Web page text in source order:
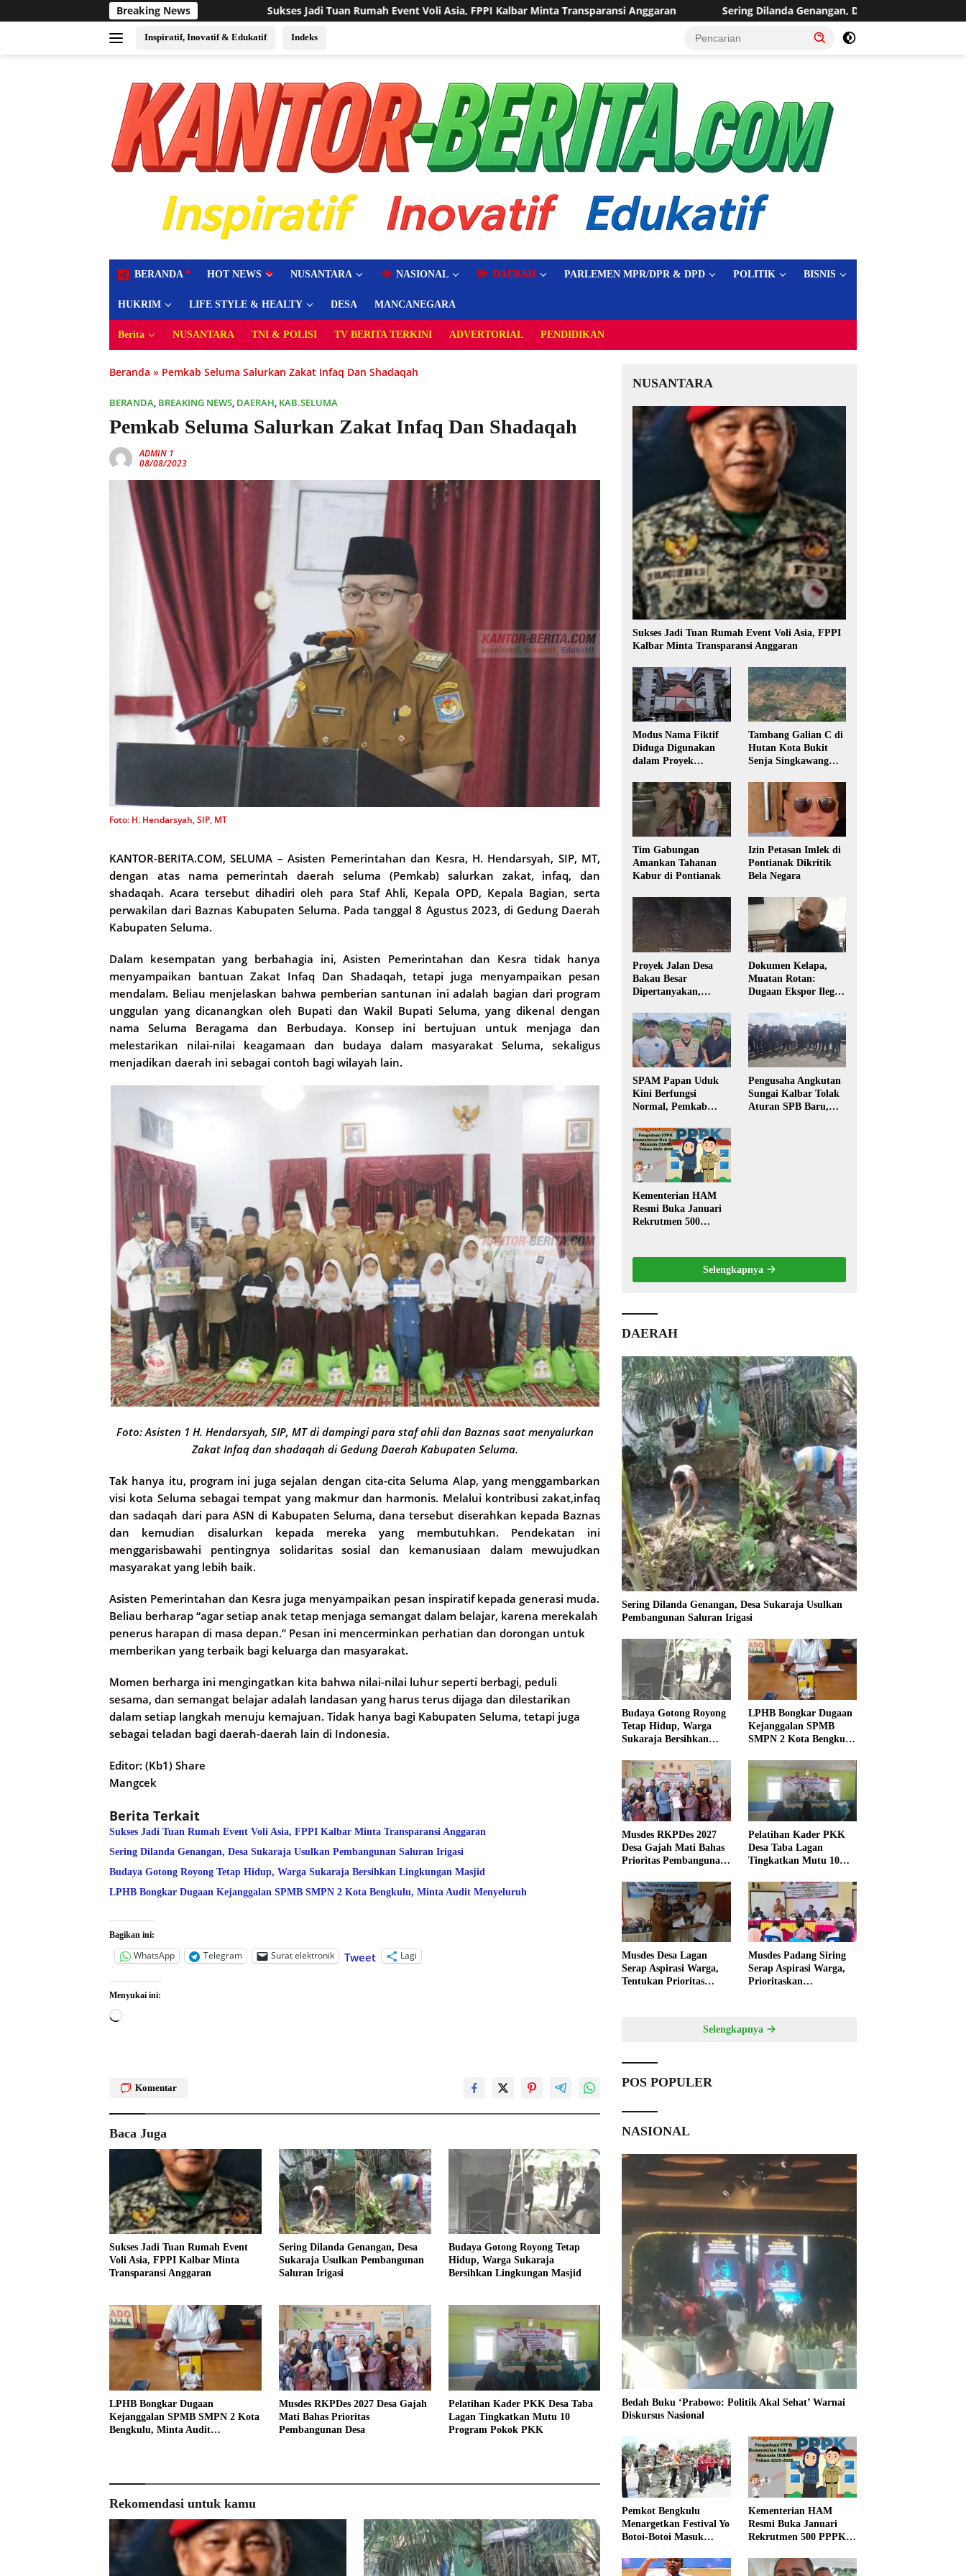
ke
Breaking News
Sukses Jadi Tuan Rumah Event Voli Asia, FPPI Kalbar Minta Transparansi Anggaran Sering Dilanda Genangan, Desa Sukaraja Usulkan Pembangunan Saluran Irigasi
Inspiratif, Inovatif & Edukatif Indeks
BERANDA HOT NEWS NUSANTARA NASIONAL DAERAH PARLEMEN MPR/DPR & DPD POLITIK BISNIS
HUKRIM LIFE STYLE & HEALTY DESA MANCANEGARA
Berita NUSANTARA TNI & POLISI TV BERITA TERKINI ADVERTORIAL PENDIDIKAN
Beranda » Pemkab Seluma Salurkan Zakat Infaq Dan Shadaqah
BERANDA, BREAKING NEWS, DAERAH, KAB.SELUMA
Pemkab Seluma Salurkan Zakat Infaq Dan Shadaqah
ADMIN 1
08/08/2023
Foto: H. Hendarsyah, SIP, MT
KANTOR-BERITA.COM, SELUMA – Asisten Pemerintahan dan Kesra, H. Hendarsyah, SIP, MT,
dengan atas nama pemerintah daerah seluma (Pemkab) salurkan zakat, infaq, dan
shadaqah. Acara tersebut dihadiri oleh para Staf Ahli, Kepala OPD, Kepala Bagian, serta
perwakilan dari Baznas Kabupaten Seluma. Pada tanggal 8 Agustus 2023, di Gedung Daerah
Kabupaten Seluma.
Dalam kesempatan yang berbahagia ini, Asisten Pemerintahan dan Kesra tidak hanya
menyampaikan bantuan Zakat Infaq Dan Shadaqah, tetapi juga menyampaikan pesan
mendalam. Beliau menjelaskan bahwa pemberian santunan ini adalah bagian dari program
unggulan yang dicanangkan oleh Bupati dan Wakil Bupati Seluma, yang dikenal dengan
nama Seluma Beragama dan Berbudaya. Konsep ini bertujuan untuk menjaga dan
melestarikan nilai-nilai keagamaan dan budaya dalam masyarakat Seluma, sekaligus
menjadikan daerah ini sebagai contoh bagi wilayah lain.
Foto: Asisten 1 H. Hendarsyah, SIP, MT di dampingi para staf ahli dan Baznas saat menyalurkan
Zakat Infaq dan shadaqah di Gedung Daerah Kabupaten Seluma.
Tak hanya itu, program ini juga sejalan dengan cita-cita Seluma Alap, yang menggambarkan
visi kota Seluma sebagai tempat yang makmur dan harmonis. Melalui kontribusi zakat,infaq
dan sadaqah dari para ASN di Kabupaten Seluma, dana tersebut diserahkan kepada Baznas
dan kemudian disalurkan kepada mereka yang membutuhkan. Pendekatan ini
menggarisbawahi pentingnya solidaritas sosial dan kemanusiaan dalam mewujudkan
masyarakat yang lebih baik.
Asisten Pemerintahan dan Kesra juga menyampaikan pesan inspiratif kepada generasi muda.
Beliau berharap “agar setiap anak tetap menjaga semangat dalam belajar, karena merekalah
penerus harapan di masa depan.” Pesan ini mencerminkan perhatian dan dorongan untuk
memberikan yang terbaik bagi keluarga dan masyarakat.
Momen berharga ini mengingatkan kita bahwa nilai-nilai luhur seperti berbagi, peduli
sesama, dan semangat belajar adalah landasan yang harus terus dijaga dan dilestarikan
dalam setiap langkah menuju kemajuan. Tidak hanya bagi Kabupaten Seluma, tetapi juga
sebagai teladan bagi daerah-daerah lain di Indonesia.
Editor: (Kb1) Share
Mangcek
Berita Terkait
Sukses Jadi Tuan Rumah Event Voli Asia, FPPI Kalbar Minta Transparansi Anggaran
Sering Dilanda Genangan, Desa Sukaraja Usulkan Pembangunan Saluran Irigasi
Budaya Gotong Royong Tetap Hidup, Warga Sukaraja Bersihkan Lingkungan Masjid
LPHB Bongkar Dugaan Kejanggalan SPMB SMPN 2 Kota Bengkulu, Minta Audit Menyeluruh
Bagikan ini:
WhatsApp Telegram Surat elektronik Tweet Lagi
Menyukai ini:
Memuat...
Komentar
Baca Juga
Sukses Jadi Tuan Rumah Event
Voli Asia, FPPI Kalbar Minta
Transparansi Anggaran
Sering Dilanda Genangan, Desa
Sukaraja Usulkan Pembangunan
Saluran Irigasi
Budaya Gotong Royong Tetap
Hidup, Warga Sukaraja
Bersihkan Lingkungan Masjid
LPHB Bongkar Dugaan
Kejanggalan SPMB SMPN 2 Kota
Bengkulu, Minta Audit
Musdes RKPDes 2027 Desa Gajah
Mati Bahas Prioritas
Pembangunan Desa
Pelatihan Kader PKK Desa Taba
Lagan Tingkatkan Mutu 10
Program Pokok PKK
Rekomendasi untuk kamu
NUSANTARA
Sukses Jadi Tuan Rumah Event Voli Asia, FPPI
Kalbar Minta Transparansi Anggaran
Modus Nama Fiktif
Diduga Digunakan
dalam Proyek
Tambang Galian C di
Hutan Kota Bukit
Senja Singkawang
Tim Gabungan
Amankan Tahanan
Kabur di Pontianak
Izin Petasan Imlek di
Pontianak Dikritik
Bela Negara
Proyek Jalan Desa
Bakau Besar
Dipertanyakan,
dan Transparansi
Pelaksanaan
Pembangunan
Dokumen Kelapa,
Muatan Rotan:
Dugaan Ekspor Ilegal
Publik Kalbar
SPAM Papan Uduk
Kini Berfungsi
Normal, Pemkab
Distribusi Air Bersih
Lancar ke Rumah
Warga
Pengusaha Angkutan
Sungai Kalbar Tolak
Aturan SPB Baru,
Kementerian HAM
Resmi Buka Januari
Rekrutmen 500
Selengkapnya
DAERAH
Sering Dilanda Genangan, Desa Sukaraja Usulkan
Pembangunan Saluran Irigasi
Budaya Gotong Royong
Tetap Hidup, Warga
Sukaraja Bersihkan
LPHB Bongkar Dugaan
Kejanggalan SPMB
SMPN 2 Kota Bengkulu,
Menyeluruh
Musdes RKPDes 2027
Desa Gajah Mati Bahas
Prioritas Pembangunan
Pelatihan Kader PKK
Desa Taba Lagan
Tingkatkan Mutu 10
Musdes Desa Lagan
Serap Aspirasi Warga,
Tentukan Prioritas
Musdes Padang Siring
Serap Aspirasi Warga,
Prioritaskan
Selengkapnya
POS POPULER
NASIONAL
Bedah Buku ‘Prabowo: Politik Akal Sehat’ Warnai
Diskursus Nasional
Pemkot Bengkulu
Menargetkan Festival Yo
Botoi-Botoi Masuk
Nasional
Kementerian HAM
Resmi Buka Januari
Rekrutmen 500 PPPK,